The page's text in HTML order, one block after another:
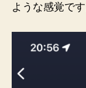
ような感覚です